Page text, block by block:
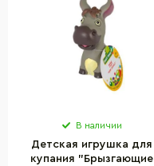
В наличии
Детская игрушка для
купания "Брызгающие